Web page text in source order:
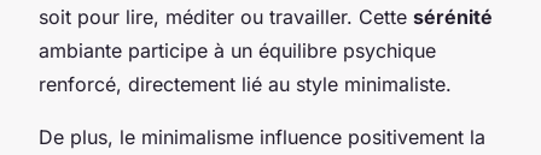
soit pour lire, méditer ou travailler. Cette sérénité
ambiante participe à un équilibre psychique
renforcé, directement lié au style minimaliste.
De plus, le minimalisme influence positivement la